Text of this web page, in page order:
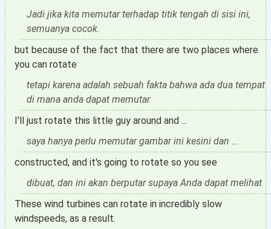
Jadi jika kita memutar terhadap titik tengah di sisi ini,
semuanya cocok.
but because of the fact that there are two places where
you can rotate
tetapi karena adalah sebuah fakta bahwa ada dua tempat
di mana anda dapat memutar
I'll just rotate this little guy around and ...
saya hanya perlu memutar gambar ini kesini dan ...
constructed, and it's going to rotate so you see
dibuat, dan ini akan berputar supaya Anda dapat melihat
These wind turbines can rotate in incredibly slow
windspeeds, as a result.